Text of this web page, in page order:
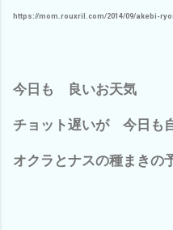
https://mom.rouxril.com/2014/09/akebi-
今日も 良いお天気
チョット遅いが 今日も
オクラとナスの種まきの